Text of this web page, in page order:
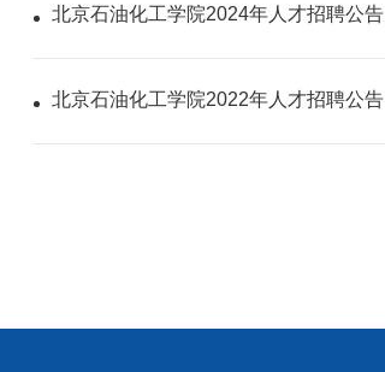
北京石油化工学院2024年人才招聘公告
北京石油化工学院2022年人才招聘公告